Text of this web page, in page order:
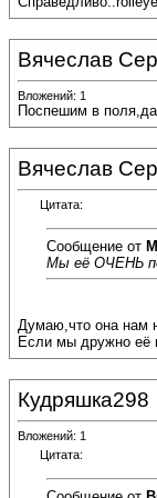
Вячеслав
Вложений: 1
Поспешим в
Вячеслав
Цитата:
Сообщение от
Мы её ОЧЕНЬ
Думаю,что она нам
Если мы дружно её
Кудряшка298
Вложений: 1
Цитата: